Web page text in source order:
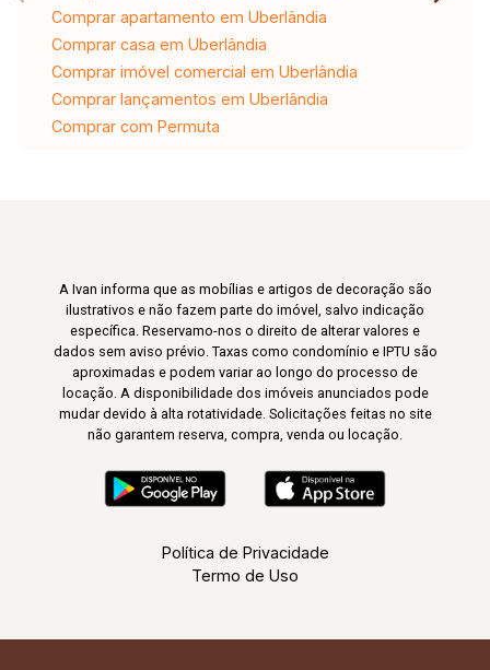
Comprar apartamento em Uberlândia
Comprar casa em Uberlândia
Comprar imóvel comercial em Uberlândia
Comprar lançamentos em Uberlândia
Comprar com Permuta
A Ivan informa que as mobílias e artigos de decoração são
ilustrativos e não fazem parte do imóvel, salvo indicação
específica. Reservamo-nos o direito de alterar valores e
dados sem aviso prévio. Taxas como condomínio e IPTU são
aproximadas e podem variar ao longo do processo de
locação. A disponibilidade dos imóveis anunciados pode
mudar devido à alta rotatividade. Solicitações feitas no site
não garantem reserva, compra, venda ou locação.
Política de Privacidade
Termo de Uso